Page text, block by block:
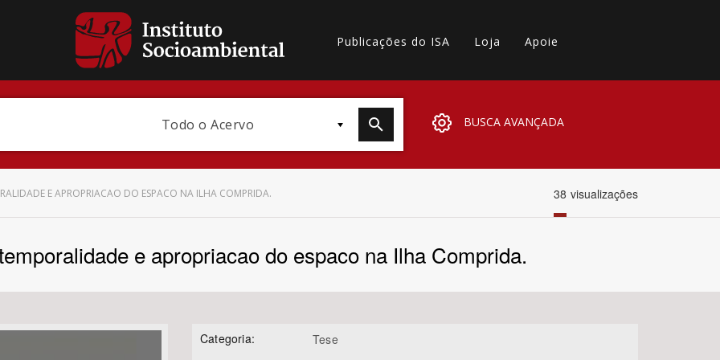
Publicações do ISA Loja Apoie
Todo o Acervo BUSCA AVANÇADA
Bioma / Bacia
E APROPRIACAO DO ESPACO NA ILHA COMPRIDA. 38 visualizações
e apropriacao do espaco na Ilha Comprida.
Categoria: Tese